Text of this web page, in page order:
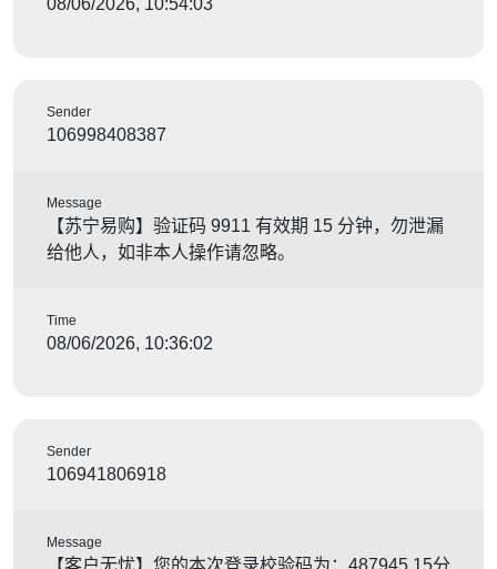
08/06/2026, 10:54:03
Sender
106998408387
Message
【苏宁易购】验证码 9911 有效期 15 分钟，勿泄漏
给他人，如非本人操作请忽略。
Time
08/06/2026, 10:36:02
Sender
106941806918
Message
【客户无忧】您的本次登录校验码为：487945,15分